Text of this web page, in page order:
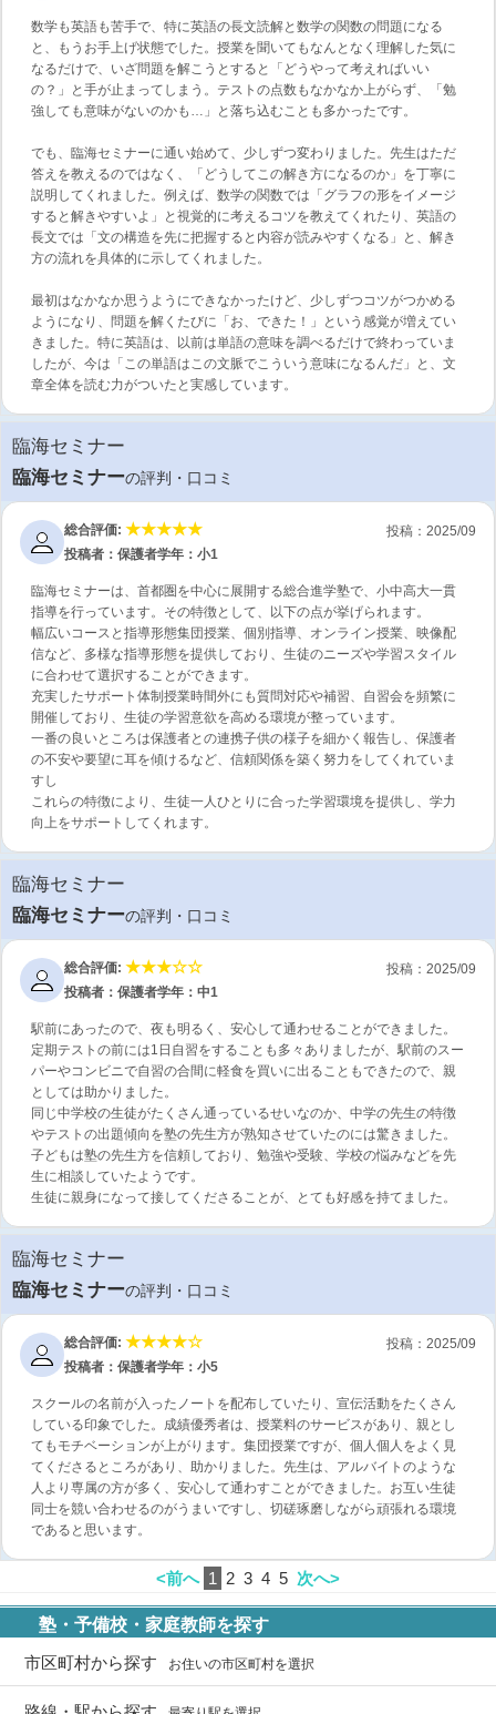
数学も英語も苦手で、特に英語の長文読解と数学の関数の問題になる
と、もうお手上げ状態でした。授業を聞いてもなんとなく理解した気に
なるだけで、いざ問題を解こうとすると「どうやって考えればいい
の？」と手が止まってしまう。テストの点数もなかなか上がらず、「勉
強しても意味がないのかも…」と落ち込むことも多かったです。
でも、臨海セミナーに通い始めて、少しずつ変わりました。先生はただ
答えを教えるのではなく、「どうしてこの解き方になるのか」を丁寧に
説明してくれました。例えば、数学の関数では「グラフの形をイメージ
すると解きやすいよ」と視覚的に考えるコツを教えてくれたり、英語の
長文では「文の構造を先に把握すると内容が読みやすくなる」と、解き
方の流れを具体的に示してくれました。
最初はなかなか思うようにできなかったけど、少しずつコツがつかめる
ようになり、問題を解くたびに「お、できた！」という感覚が増えてい
きました。特に英語は、以前は単語の意味を調べるだけで終わっていま
したが、今は「この単語はこの文脈でこういう意味になるんだ」と、文
章全体を読む力がついたと実感しています。
臨海セミナー
臨海セミナーの評判・口コミ
投稿：2025/09
総合評価:
投稿者：保護者学年：小1
臨海セミナーは、首都圏を中心に展開する総合進学塾で、小中高大一貫
指導を行っています。その特徴として、以下の点が挙げられます。
幅広いコースと指導形態集団授業、個別指導、オンライン授業、映像配
信など、多様な指導形態を提供しており、生徒のニーズや学習スタイル
に合わせて選択することができます。
充実したサポート体制授業時間外にも質問対応や補習、自習会を頻繁に
開催しており、生徒の学習意欲を高める環境が整っています。
一番の良いところは保護者との連携子供の様子を細かく報告し、保護者
の不安や要望に耳を傾けるなど、信頼関係を築く努力をしてくれていま
すし
これらの特徴により、生徒一人ひとりに合った学習環境を提供し、学力
向上をサポートしてくれます。
臨海セミナー
臨海セミナーの評判・口コミ
投稿：2025/09
総合評価:
投稿者：保護者学年：中1
駅前にあったので、夜も明るく、安心して通わせることができました。
定期テストの前には1日自習をすることも多々ありましたが、駅前のスー
パーやコンビニで自習の合間に軽食を買いに出ることもできたので、親
としては助かりました。
同じ中学校の生徒がたくさん通っているせいなのか、中学の先生の特徴
やテストの出題傾向を塾の先生方が熟知させていたのには驚きました。
子どもは塾の先生方を信頼しており、勉強や受験、学校の悩みなどを先
生に相談していたようです。
生徒に親身になって接してくださることが、とても好感を持てました。
臨海セミナー
臨海セミナーの評判・口コミ
投稿：2025/09
総合評価:
投稿者：保護者学年：小5
スクールの名前が入ったノートを配布していたり、宣伝活動をたくさん
している印象でした。成績優秀者は、授業料のサービスがあり、親とし
てもモチベーションが上がります。集団授業ですが、個人個人をよく見
てくださるところがあり、助かりました。先生は、アルバイトのような
人より専属の方が多く、安心して通わすことができました。お互い生徒
同士を競い合わせるのがうまいですし、切磋琢磨しながら頑張れる環境
であると思います。
<前へ 1 2 3 4 5 次へ>
塾・予備校・家庭教師を探す
市区町村から探す お住いの市区町村を選択